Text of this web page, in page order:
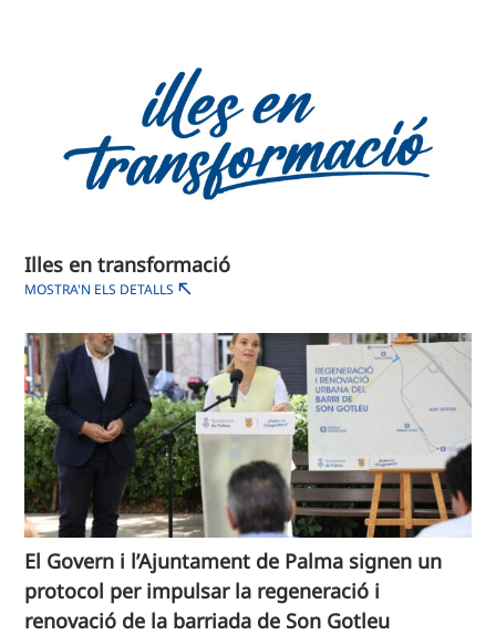
Illes en transformació
MOSTRA'N ELS DETALLS
El Govern i l’Ajuntament de Palma signen un
protocol per impulsar la regeneració i
renovació de la barriada de Son Gotleu